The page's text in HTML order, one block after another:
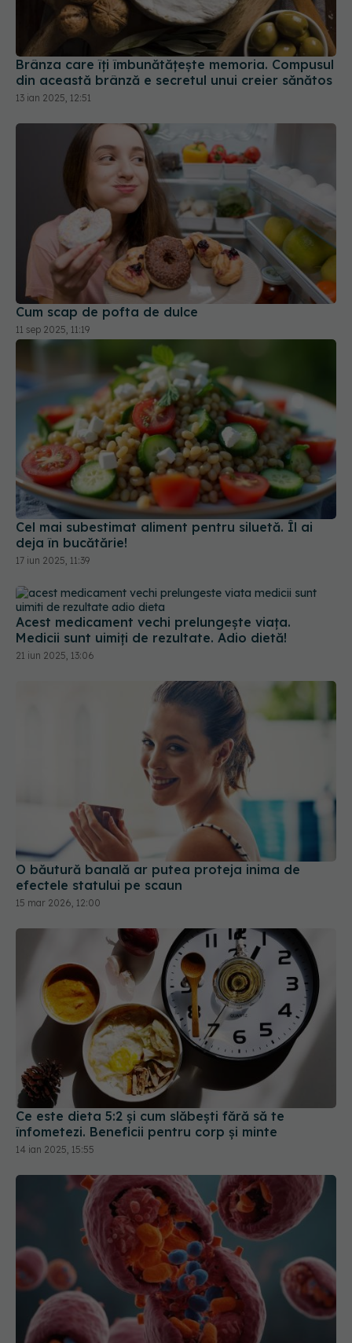
Brânza care îți îmbunătățește memoria. Compusul
din această brânză e secretul unui creier sănătos
13 ian 2025, 12:51
Cum scap de pofta de dulce
11 sep 2025, 11:19
Cel mai subestimat aliment pentru siluetă. Îl ai
deja în bucătărie!
17 iun 2025, 11:39
Acest medicament vechi prelungește viața.
Medicii sunt uimiți de rezultate. Adio dietă!
21 iun 2025, 13:06
O băutură banală ar putea proteja inima de
efectele statului pe scaun
15 mar 2026, 12:00
Ce este dieta 5:2 și cum slăbești fără să te
înfometezi. Beneficii pentru corp și minte
14 ian 2025, 15:55
Autofagia: curățenia generală a corpului.
Distruge celulele canceroase și întărește sistemul
imunitar. Cât timp durează